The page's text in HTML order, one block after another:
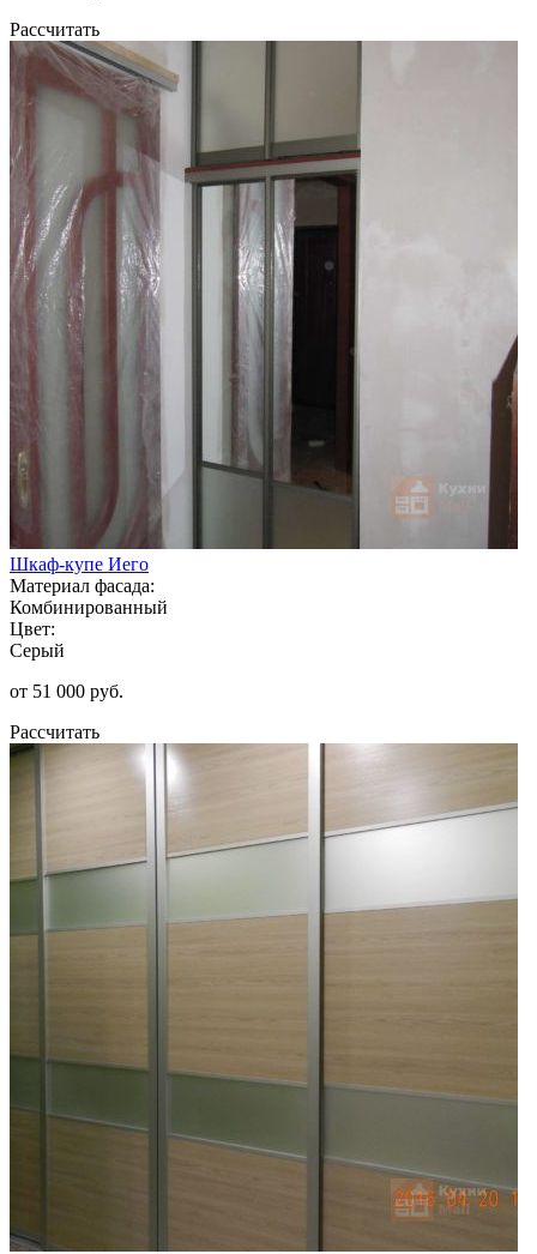
Рассчитать
Шкаф-купе Иего
Материал фасада:
Комбинированный
Цвет:
Серый
от 51 000 руб.
Рассчитать